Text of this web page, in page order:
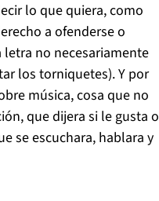
lo que quiera, como
a ofenderse o
letra no necesariamente
los torniquetes). Y por
música, cosa que no
que dijera si le gusta o
se escuchara, hablara y